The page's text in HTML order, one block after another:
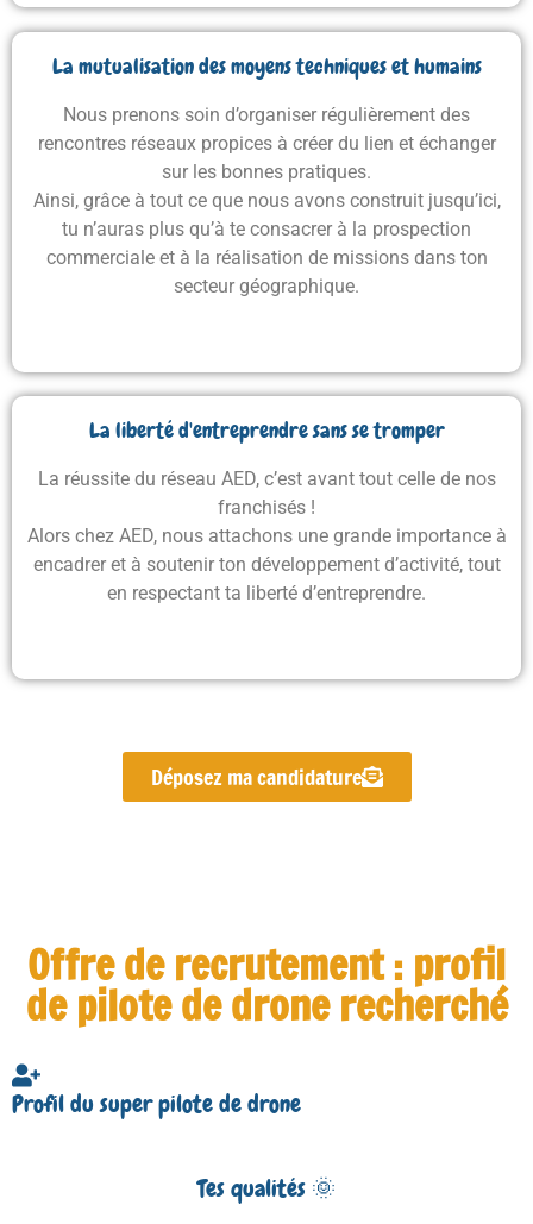
La mutualisation des moyens techniques et humains
Nous prenons soin d’organiser régulièrement des
rencontres réseaux propices à créer du lien et échanger
sur les bonnes pratiques.
Ainsi, grâce à tout ce que nous avons construit jusqu’ici,
tu n’auras plus qu’à te consacrer à la prospection
commerciale et à la réalisation de missions dans ton
secteur géographique.
La liberté d'entreprendre sans se tromper
La réussite du réseau AED, c’est avant tout celle de nos
franchisés !
Alors chez AED, nous attachons une grande importance à
encadrer et à soutenir ton développement d’activité, tout
en respectant ta liberté d’entreprendre.
Déposez ma candidature
Offre de recrutement : profil
de pilote de drone recherché
Profil du super pilote de drone
Tes qualités 🌞